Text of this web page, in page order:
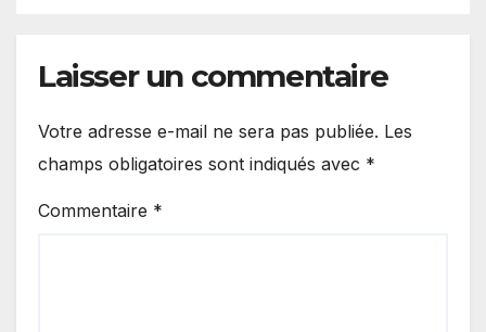
Laisser un commentaire
Votre adresse e-mail ne sera pas publiée. Les
champs obligatoires sont indiqués avec *
Commentaire *